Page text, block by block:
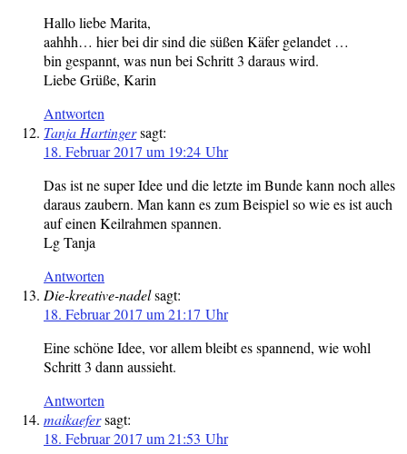
Hallo liebe Marita,
aahhh… hier bei dir sind die süßen Käfer gelandet …
bin gespannt, was nun bei Schritt 3 daraus wird.
Liebe Grüße, Karin
Antworten
Tanja Hartingersagt:
18. Februar 2017 um 19:24 Uhr
Das ist ne super Idee und die letzte im Bunde kann noch alles
daraus zaubern. Man kann es zum Beispiel so wie es ist auch
auf einen Keilrahmen spannen.
Lg Tanja
Antworten
Die-kreative-nadelsagt:
18. Februar 2017 um 21:17 Uhr
Eine schöne Idee, vor allem bleibt es spannend, wie wohl
Schritt 3 dann aussieht.
Antworten
maikaefersagt:
18. Februar 2017 um 21:53 Uhr